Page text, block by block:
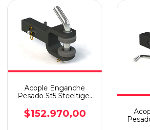
Acople Enganche
Pesado St5 Steeltiger
Rf
$152.970,00